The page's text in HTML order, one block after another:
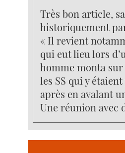
Très bon article,
historiquement
« Il revient
qui eut lieu lors
homme monta sur
les SS qui y
après en avalant
Une réunion avec